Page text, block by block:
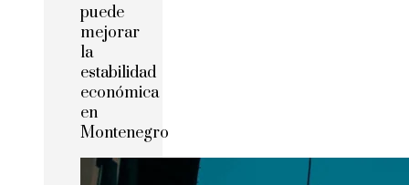
puede
mejorar
la
estabilidad
económica
en
Montenegro